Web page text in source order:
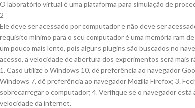
O laboratório virtual é uma plataforma para simulação de
2
Ele deve ser acessado por computador e não deve ser
requisito mínimo para o seu computador é uma memória ram
um pouco mais lento, pois alguns plugins são buscados no
acesso, a velocidade de abertura dos experimentos será mais
1. Caso utilize o Windows 10, dê preferência ao navegador
Windows 7, dê preferência ao navegador Mozilla Firefox; 3.
sobrecarregar o computador; 4. Verifique se o navegador está
velocidade da internet.